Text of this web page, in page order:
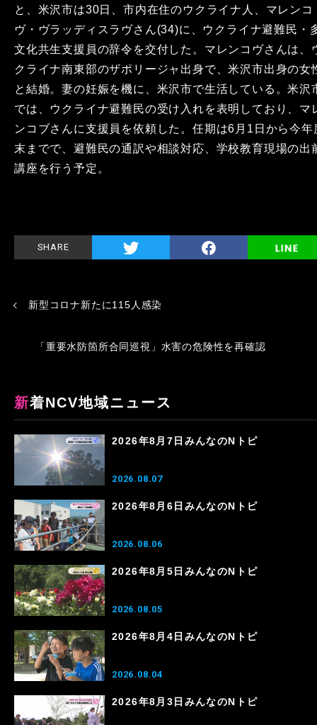
と、米沢市は30日、市内在住のウクライナ人、マレンコ
ヴ・ヴラッディスラヴさん(34)に、ウクライナ避難民・
文化共生支援員の辞令を交付した。マレンコヴさんは、
クライナ南東部のザポリージャ出身で、米沢市出身の女
と結婚。妻の妊娠を機に、米沢市で生活している。米沢
では、ウクライナ避難民の受け入れを表明しており、マ
ンコブさんに支援員を依頼した。任期は6月1日から今年
末までで、避難民の通訳や相談対応、学校教育現場の出
講座を行う予定。
SHARE
新型コロナ新たに115人感染
「重要水防箇所合同巡視」水害の危険性を再確認
新着NCV地域ニュース
2026年8月7日みんなのNトピ
2026.08.07
2026年8月6日みんなのNトピ
2026.08.06
2026年8月5日みんなのNトピ
2026.08.05
2026年8月4日みんなのNトピ
2026.08.04
2026年8月3日みんなのNトピ